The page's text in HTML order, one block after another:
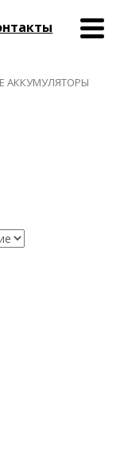
АККУМУЛЯТОРЫ